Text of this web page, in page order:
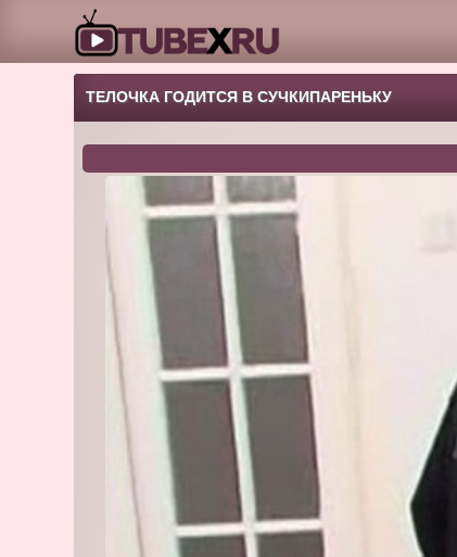
ТЕЛОЧКА ГОДИТСЯ В СУЧКИПАРЕНЬКУ